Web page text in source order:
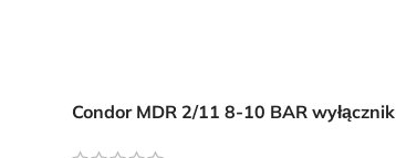
Condor MDR 2/11 8-10 BAR wyłącznik